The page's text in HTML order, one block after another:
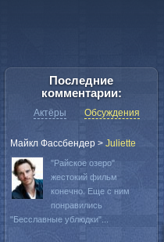
Последние
комментарии:
Актёры Обсуждения
Майкл Фассбендер > Juliette
"Райское озеро"
жестокий фильм
конечно. Еще с ним
понравились
"Бесславные ублюдки"...